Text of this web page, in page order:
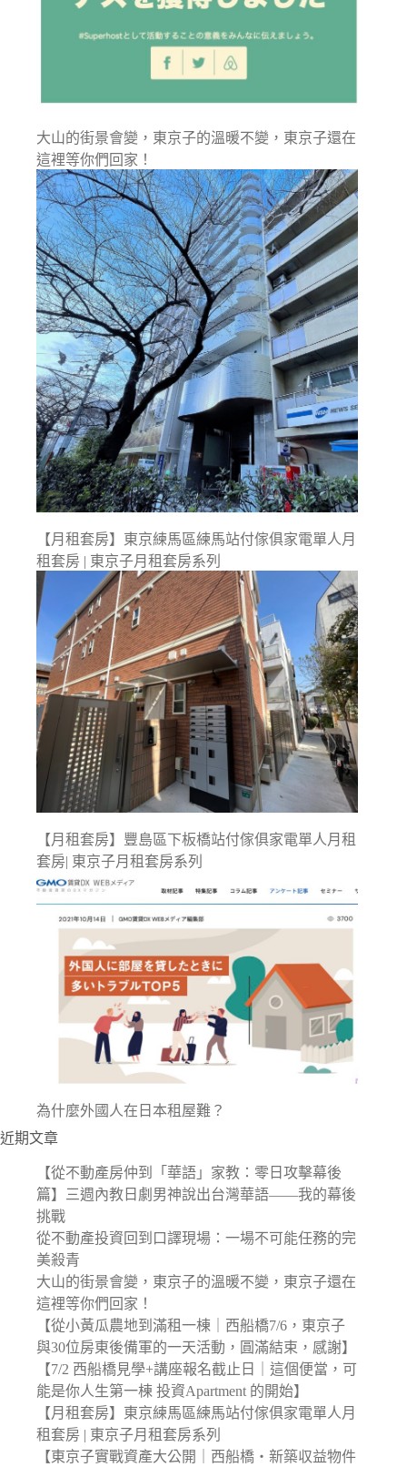
大山的街景會變，東京子的溫暖不變，東京子還在
這裡等你們回家！
【月租套房】東京練馬區練馬站付傢俱家電單人月
租套房 | 東京子月租套房系列
【月租套房】豐島區下板橋站付傢俱家電單人月租
套房| 東京子月租套房系列
為什麼外國人在日本租屋難？
近期文章
【從不動產房仲到「華語」家教：零日攻擊幕後
篇】三週內教日劇男神說出台灣華語——我的幕後
挑戰
從不動產投資回到口譯現場：一場不可能任務的完
美殺青
大山的街景會變，東京子的溫暖不變，東京子還在
這裡等你們回家！
【從小黃瓜農地到滿租一棟｜西船橋7/6，東京子
與30位房東後備軍的一天活動，圓滿結束，感謝】
【7/2 西船橋見學+講座報名截止日｜這個便當，可
能是你人生第一棟 投資Apartment 的開始】
【月租套房】東京練馬區練馬站付傢俱家電單人月
租套房 | 東京子月租套房系列
【東京子實戰資產大公開｜西船橋・新築収益物件